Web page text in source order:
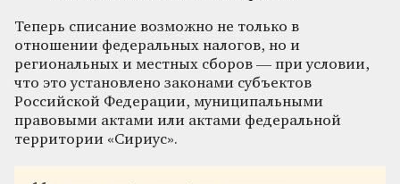
Теперь списание возможно не только в
отношении федеральных налогов, но и
региональных и местных сборов — при условии,
что это установлено законами субъектов
Российской Федерации, муниципальными
правовыми актами или актами федеральной
территории «Сириус».